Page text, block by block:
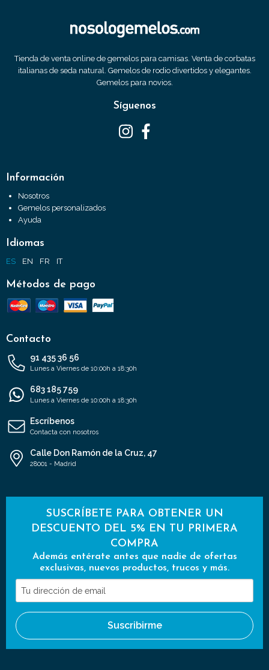
Tienda de venta online de gemelos para camisas. Venta de corbatas
italianas de seda natural. Gemelos de rodio divertidos y elegantes.
Gemelos para novios.
Síguenos
Información
Nosotros
Gemelos personalizados
Ayuda
Idiomas
ES EN FR IT
Métodos de pago
Contacto
91 435 36 56
Lunes a Viernes de 10:00h a 18:30h
683 185 759
Lunes a Viernes de 10:00h a 18:30h
Escríbenos
Contacta con nosotros
Calle Don Ramón de la Cruz, 47
28001 - Madrid
SUSCRÍBETE PARA OBTENER UN
DESCUENTO DEL 5% EN TU PRIMERA
COMPRA
Además entérate antes que nadie de ofertas
exclusivas, nuevos productos, trucos y más.
Tu
dirección
de
email
Suscribirme